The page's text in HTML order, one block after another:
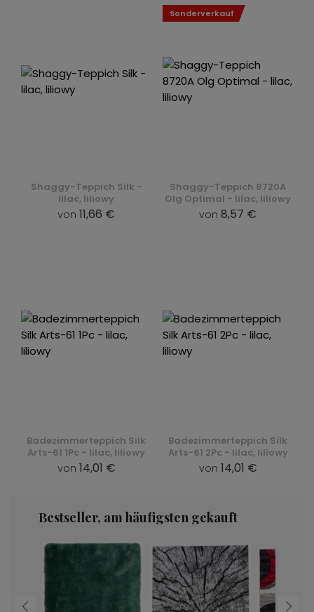
Shaggy-Teppich Silk -
lilac, liliowy
von 11,66 €
Shaggy-Teppich 8720A
Olg Optimal - lilac, liliowy
von 8,57 €
Sonderverkauf
Badezimmerteppich Silk
Arts-61 1Pc - lilac, liliowy
von 14,01 €
Badezimmerteppich Silk
Arts-61 2Pc - lilac, liliowy
von 14,01 €
Bestseller, am häufigsten gekauft